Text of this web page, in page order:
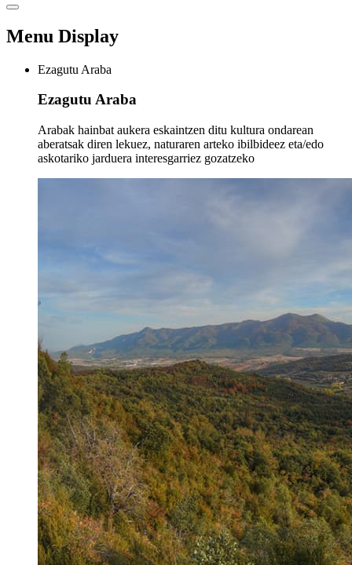
Menu Display
Ezagutu Araba
Ezagutu Araba
Arabak hainbat aukera eskaintzen ditu kultura ondarean
aberatsak diren lekuez, naturaren arteko ibilbideez eta/edo
askotariko jarduera interesgarriez gozatzeko